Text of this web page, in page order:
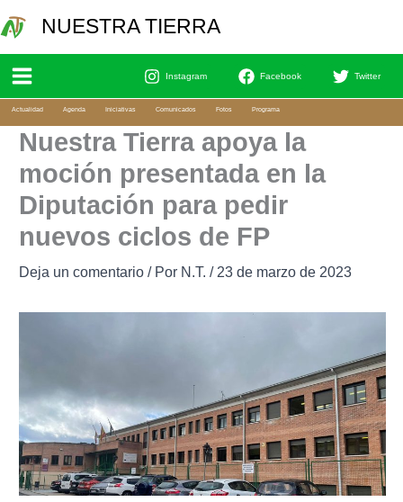
al
contenido
NUESTRA TIERRA
Instagram Facebook Twitter
Actualidad Agenda Iniciativas Comunicados Fotos Programa
Nuestra Tierra apoya la
moción presentada en la
Diputación para pedir
nuevos ciclos de FP
Deja un comentario / Por N.T. / 23 de marzo de 2023